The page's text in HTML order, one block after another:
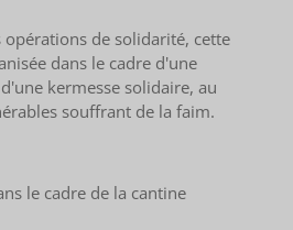
opérations de solidarité, cette
dans le cadre d'une
kermesse solidaire, au
souffrant de la faim.
le cadre de la cantine